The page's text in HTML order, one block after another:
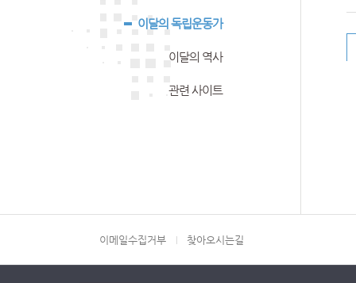
이달의 독립운동가
이달의 역사
관련 사이트
이메일수집거부 찾아오시는길